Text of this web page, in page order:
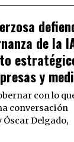
de la
y
con lo
conversación
Delgado,